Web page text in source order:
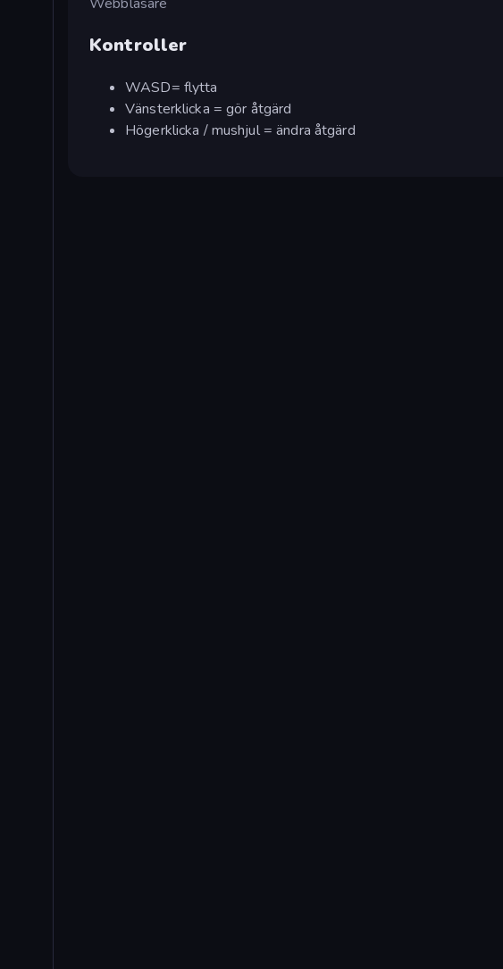
Kontroller
WASD= flytta
Vänsterklicka = gör åtgärd
Högerklicka / mushjul = ändra åtgärd